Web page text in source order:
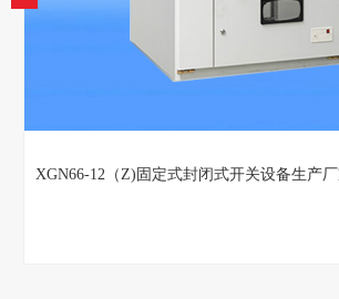
KYN28-12系列铠装中置式金属封闭开关设备